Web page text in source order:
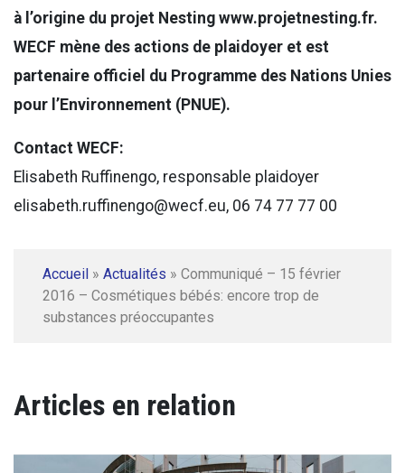
à l’origine du projet Nesting www.projetnesting.fr.
WECF mène des actions de plaidoyer et est
partenaire officiel du Programme des Nations Unies
pour l’Environnement (PNUE).
Contact WECF:
Elisabeth Ruffinengo, responsable plaidoyer
elisabeth.ruffinengo@wecf.eu, 06 74 77 77 00
Accueil » Actualités » Communiqué – 15 février
2016 – Cosmétiques bébés: encore trop de
substances préoccupantes
Articles en relation